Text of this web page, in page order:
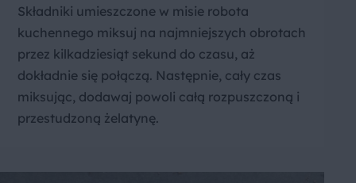
Składniki umieszczone w misie robota
kuchennego miksuj na najmniejszych obrotach
przez kilkadziesiąt sekund do czasu, aż
dokładnie się połączą. Następnie, cały czas
miksując, dodawaj powoli całą rozpuszczoną i
przestudzoną żelatynę.